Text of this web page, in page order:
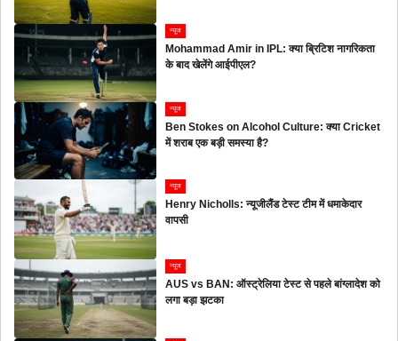
न्यूज
Mohammad Amir in IPL: क्या ब्रिटिश नागरिकता
के बाद खेलेंगे आईपीएल?
न्यूज
Ben Stokes on Alcohol Culture: क्या Cricket
में शराब एक बड़ी समस्या है?
न्यूज
Henry Nicholls: न्यूजीलैंड टेस्ट टीम में धमाकेदार
वापसी
न्यूज
AUS vs BAN: ऑस्ट्रेलिया टेस्ट से पहले बांग्लादेश को
लगा बड़ा झटका